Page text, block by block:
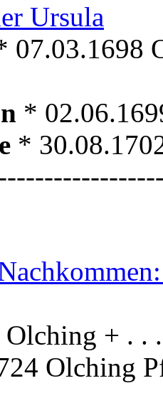
Ursula
07.03.1698
*
*
+ . .
Olching